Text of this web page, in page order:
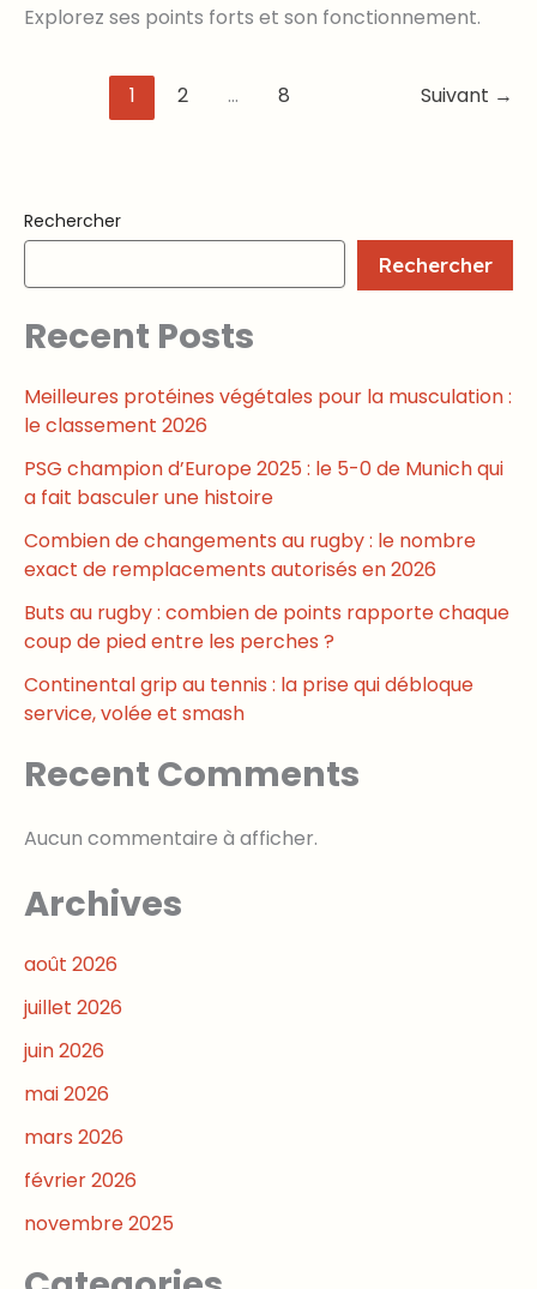
Explorez ses points forts et son fonctionnement.
1 2 … 8 Suivant →
Rechercher
Rechercher
Recent Posts
Meilleures protéines végétales pour la musculation :
le classement 2026
PSG champion d’Europe 2025 : le 5-0 de Munich qui
a fait basculer une histoire
Combien de changements au rugby : le nombre
exact de remplacements autorisés en 2026
Buts au rugby : combien de points rapporte chaque
coup de pied entre les perches ?
Continental grip au tennis : la prise qui débloque
service, volée et smash
Recent Comments
Aucun commentaire à afficher.
Archives
août 2026
juillet 2026
juin 2026
mai 2026
mars 2026
février 2026
novembre 2025